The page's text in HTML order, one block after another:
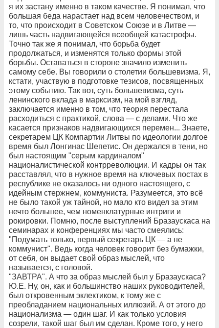
я их застану именно в таком качестве. Я понимал, что
большая беда нарастает над всем человечеством, и
то, что происходит в Советском Союзе и в Литве —
лишь часть надвигающейся всеобщей катастрофы.
Точно так же я понимал, что борьба будет
продолжаться, и изменятся только формы этой
борьбы. Оставаться в стороне значило изменить
самому себе. Вы говорили о столетии большевизма. Я,
кстати, участвую в подготовке тезисов, посвященных
этому событию. Так вот, суть большевизма, суть
ленинского вклада в марксизм, на мой взгляд,
заключается именно в том, что теория перестала
расходиться с практикой, слова — с делами. Что же
касается признаков надвигающихся перемен... Знаете,
секретарем ЦК Компартии Литвы по идеологии долгое
время был Лонгинас Шепетис. Он держался в тени, но
был настоящим "серым кардиналом"
националистической контрреволюции. И кадры он так
расставлял, что в нужное время на ключевых постах в
республике не оказалось ни одного настоящего, с
идейным стержнем, коммуниста. Разумеется, это всё
не было такой уж тайной, но мало кто видел за этим
нечто большее, чем номенклатурные интриги и
рокировки. Помню, после выступлений Бразаускаса на
семинарах и конференциях мы часто смеялись:
"Подумать только, первый секретарь ЦК — а не
коммунист". Ведь когда человек говорит без бумажки,
от себя, он выдает свой образ мыслей, что
называется, с головой.
"ЗАВТРА". А что за образ мыслей был у Бразаускаса?
Ю.Е. Ну, он, как и большинство наших руководителей,
был откровенным эклектиком, к тому же с
преобладанием национальных иллюзий. А от этого до
национализма — один шаг. И как только условия
созрели, такой шаг был им сделан. Кроме того, у него